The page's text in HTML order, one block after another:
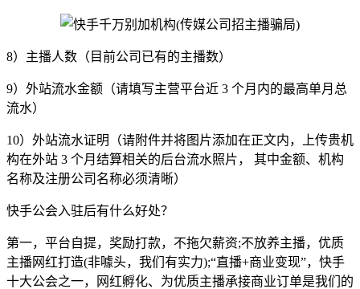
8）主播人数（目前公司已有的主播数）
9）外站流水金额（请填写主营平台近 3 个月内的最高单月总
流水）
10）外站流水证明（请附件并将图片添加在正文内，上传贵机
构在外站 3 个月结算相关的后台流水照片， 其中金额、机构
名称及注册公司名称必须清晰）
快手公会入驻后有什么好处？
第一，平台自提，奖励打款，不拖欠薪资;不放养主播，优质
主播网红打造(非噱头，我们有实力);“直播+商业变现”，快手
十大公会之一，网红孵化、为优质主播承接商业订单是我们的